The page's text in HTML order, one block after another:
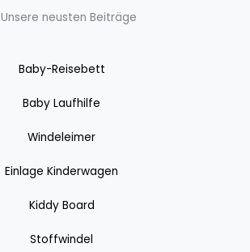
Unsere neusten Beiträge
Baby-Reisebett
Baby Laufhilfe
Windeleimer
Einlage Kinderwagen
Kiddy Board
Stoffwindel